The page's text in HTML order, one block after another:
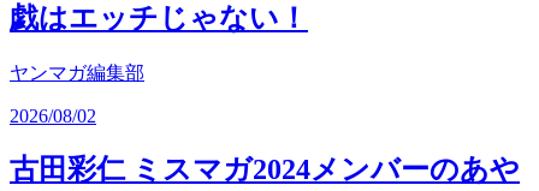
戯はエッチじゃない！
ヤンマガ編集部
2026/08/02
古田彩仁 ミスマガ2024メンバーのあや